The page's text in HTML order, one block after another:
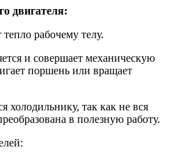
двигателя:
тепло рабочему телу.
и совершает механическую
поршень или вращает
холодильнику, так как не вся
в полезную работу.